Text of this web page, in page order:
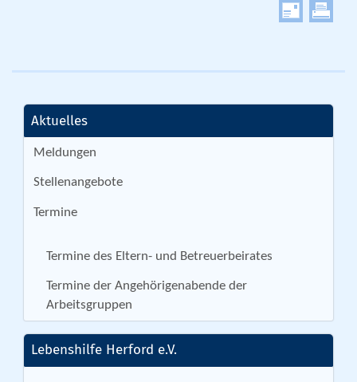
Aktuelles
Meldungen
Stellenangebote
Termine
Termine des Eltern- und Betreuerbeirates
Termine der Angehörigenabende der
Arbeitsgruppen
Lebenshilfe Herford e.V.